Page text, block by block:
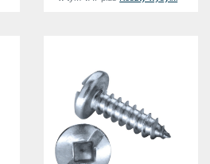
5